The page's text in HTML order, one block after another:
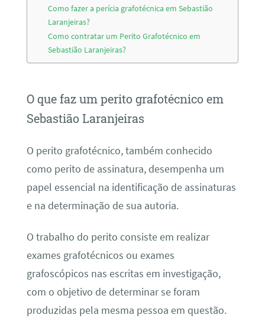
Como fazer a perícia grafotécnica em Sebastião
Laranjeiras?
Como contratar um Perito Grafotécnico em
Sebastião Laranjeiras?
O que faz um perito grafotécnico em
Sebastião Laranjeiras
O perito grafotécnico, também conhecido
como perito de assinatura, desempenha um
papel essencial na identificação de assinaturas
e na determinação de sua autoria.
O trabalho do perito consiste em realizar
exames grafotécnicos ou exames
grafoscópicos nas escritas em investigação,
com o objetivo de determinar se foram
produzidas pela mesma pessoa em questão.